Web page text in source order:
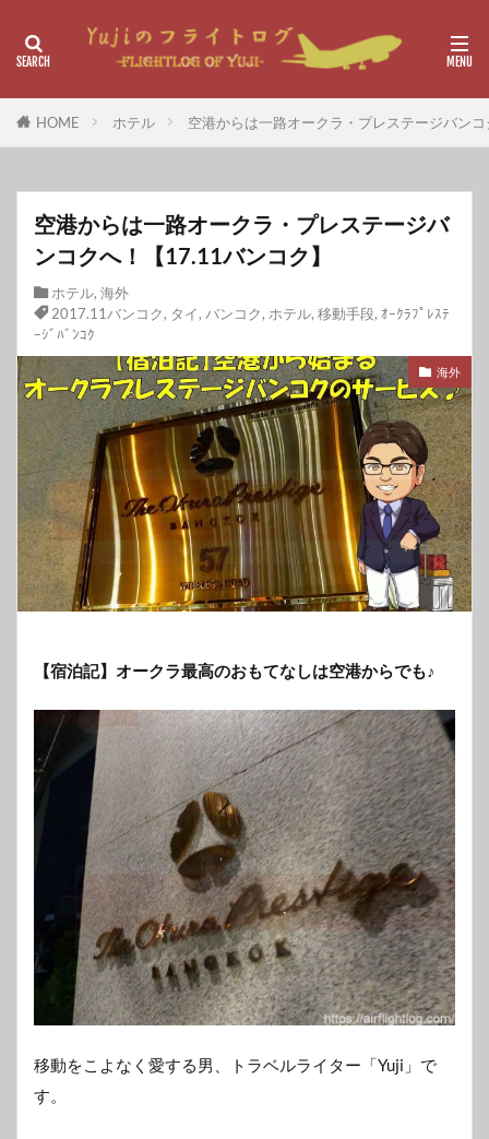
HOME ホテル 空港からは一路オークラ・プレステージバン
空港からは一路オークラ・プレステージバ
ンコクへ！【17.11バンコク】
ホテル, 海外
2017.11バンコク, タイ, バンコク, ホテル, 移動手段, ｵｰｸﾗﾌﾟﾚｽﾃ
ｰｼﾞﾊﾞﾝｺｸ
海外
【宿泊記】オークラ最高のおもてなしは空港からでも♪
移動をこよなく愛する男、トラベルライター「Yuji」で
す。